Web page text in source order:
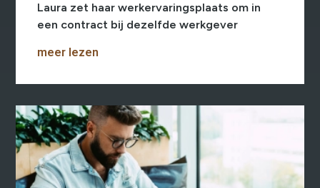
Laura zet haar werkervaringsplaats om in
een contract bij dezelfde werkgever
meer lezen